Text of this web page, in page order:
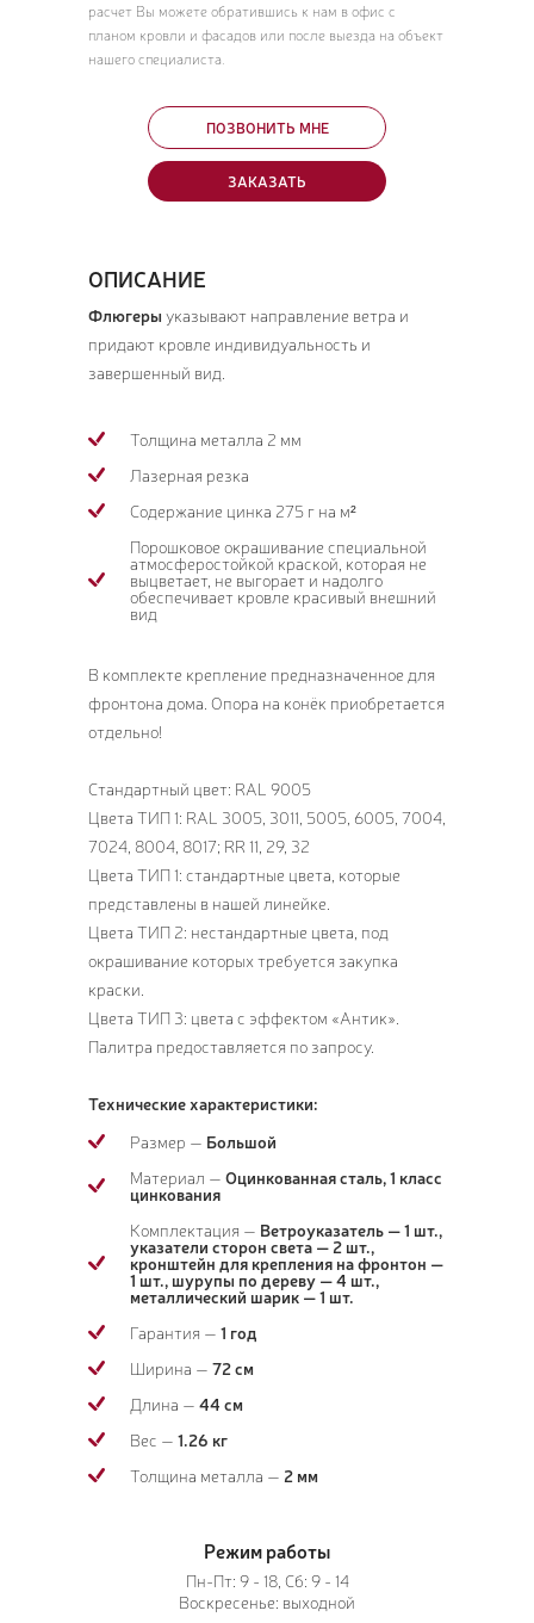
расчет Вы можете обратившись к нам в офис с
планом кровли и фасадов или после выезда на объект
нашего специалиста.
ПОЗВОНИТЬ МНЕ
ЗАКАЗАТЬ
ОПИСАНИЕ
Флюгеры указывают направление ветра и
придают кровле индивидуальность и
завершенный вид.
Толщина металла 2 мм
Лазерная резка
Содержание цинка 275 г на м²
Порошковое окрашивание специальной
атмосферостойкой краской, которая не
выцветает, не выгорает и надолго
обеспечивает кровле красивый внешний
вид
В комплекте крепление предназначенное для
фронтона дома. Опора на конёк приобретается
отдельно!
Стандартный цвет: RAL 9005
Цвета ТИП 1: RAL 3005, 3011, 5005, 6005, 7004,
7024, 8004, 8017; RR 11, 29, 32
Цвета ТИП 1: стандартные цвета, которые
представлены в нашей линейке.
Цвета ТИП 2: нестандартные цвета, под
окрашивание которых требуется закупка
краски.
Цвета ТИП 3: цвета с эффектом «Антик».
Палитра предоставляется по запросу.
Технические характеристики:
Размер — Большой
Материал — Оцинкованная сталь, 1 класс
цинкования
Комплектация — Ветроуказатель — 1 шт.,
указатели сторон света — 2 шт.,
кронштейн для крепления на фронтон —
1 шт., шурупы по дереву — 4 шт.,
металлический шарик — 1 шт.
Гарантия — 1 год
Ширина — 72 см
Длина — 44 см
Вес — 1.26 кг
Толщина металла — 2 мм
Режим работы
Пн-Пт: 9 - 18, Сб: 9 - 14
Воскресенье: выходной